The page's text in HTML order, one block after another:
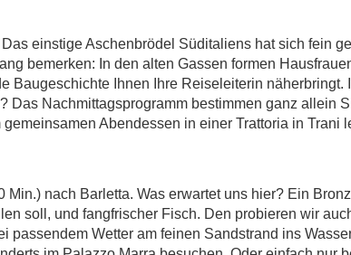
einstige Aschenbrödel Süditaliens hat sich fein
bemerken: In den alten Gassen formen
Baugeschichte Ihnen Ihre Reiseleiterin
Das Nachmittagsprogramm bestimmen ganz allein
Abendessen in einer Trattoria in Trani
Min.) nach Barletta. Was erwartet uns hier? Ein
soll, und fangfrischer Fisch. Den probieren wir
passendem Wetter am feinen Sandstrand ins